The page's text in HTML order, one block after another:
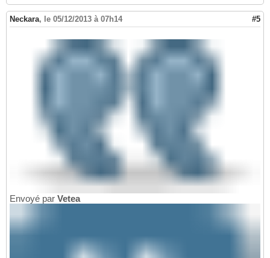
Neckara, le 05/12/2013 à 07h14 #5
Envoyé par Vetea